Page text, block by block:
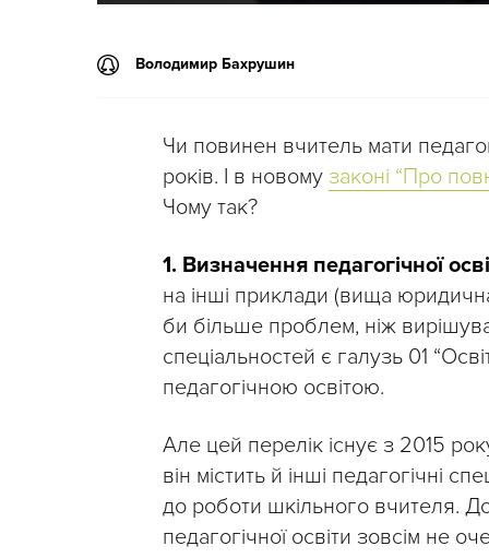
Володимир Бахрушин
Чи повинен вчитель мати
років. І в новому законі “Про
Чому так?
1. Визначення педагогічної
на інші приклади (вища
би більше проблем, ніж
спеціальностей є галузь 01
педагогічною освітою.
Але цей перелік існує з 2015
він містить й інші педагогічні
до роботи шкільного вчителя.
педагогічної освіти зовсім не